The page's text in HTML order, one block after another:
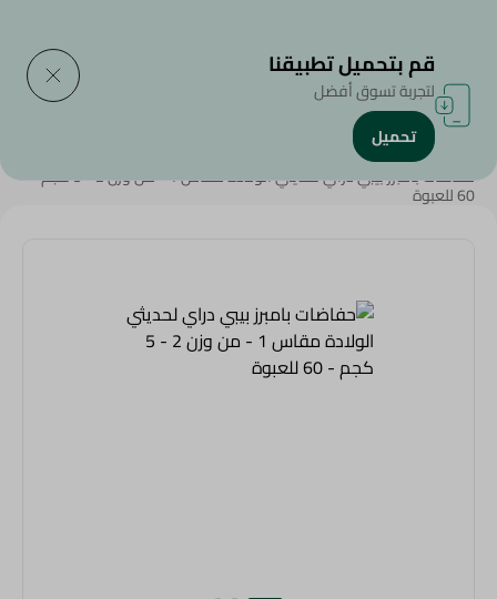
الرئيسية/منتجات الأطفال
حفاضات بامبرز بيبي دراي لحديثي الولادة مقاس 1 - من وزن 2 - 5 كجم -
60 للعبوة
قم بتحميل تطبيقنا
لتجربة تسوق أفضل
تحميل